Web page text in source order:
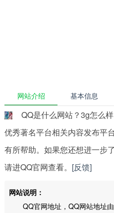
网站介绍 基本信息
QQ是什么网站？3g怎么
优秀著名平台相关内容发布平
有所帮助。如果您还想进一步
请进QQ官网查看。 [反馈]
网站说明：
QQ官网地址，QQ网站地址由